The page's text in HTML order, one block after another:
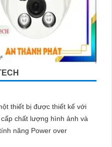
thiết bị được thiết kế với
chất lượng hình ảnh và